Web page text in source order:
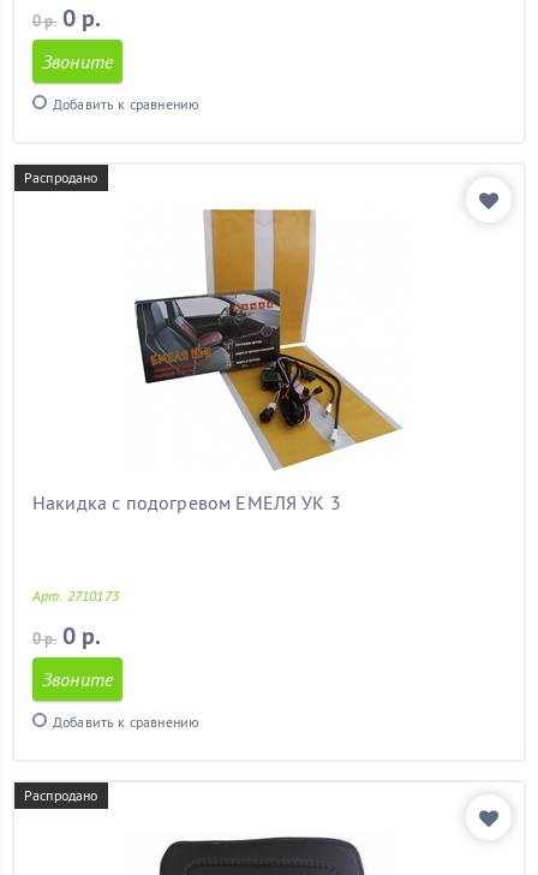
0 р. 0 р.
Звоните
Добавить к сравнению
Распродано
Накидка с подогревом ЕМЕЛЯ УК 3
Арт. 2710173
0 р. 0 р.
Звоните
Добавить к сравнению
Распродано